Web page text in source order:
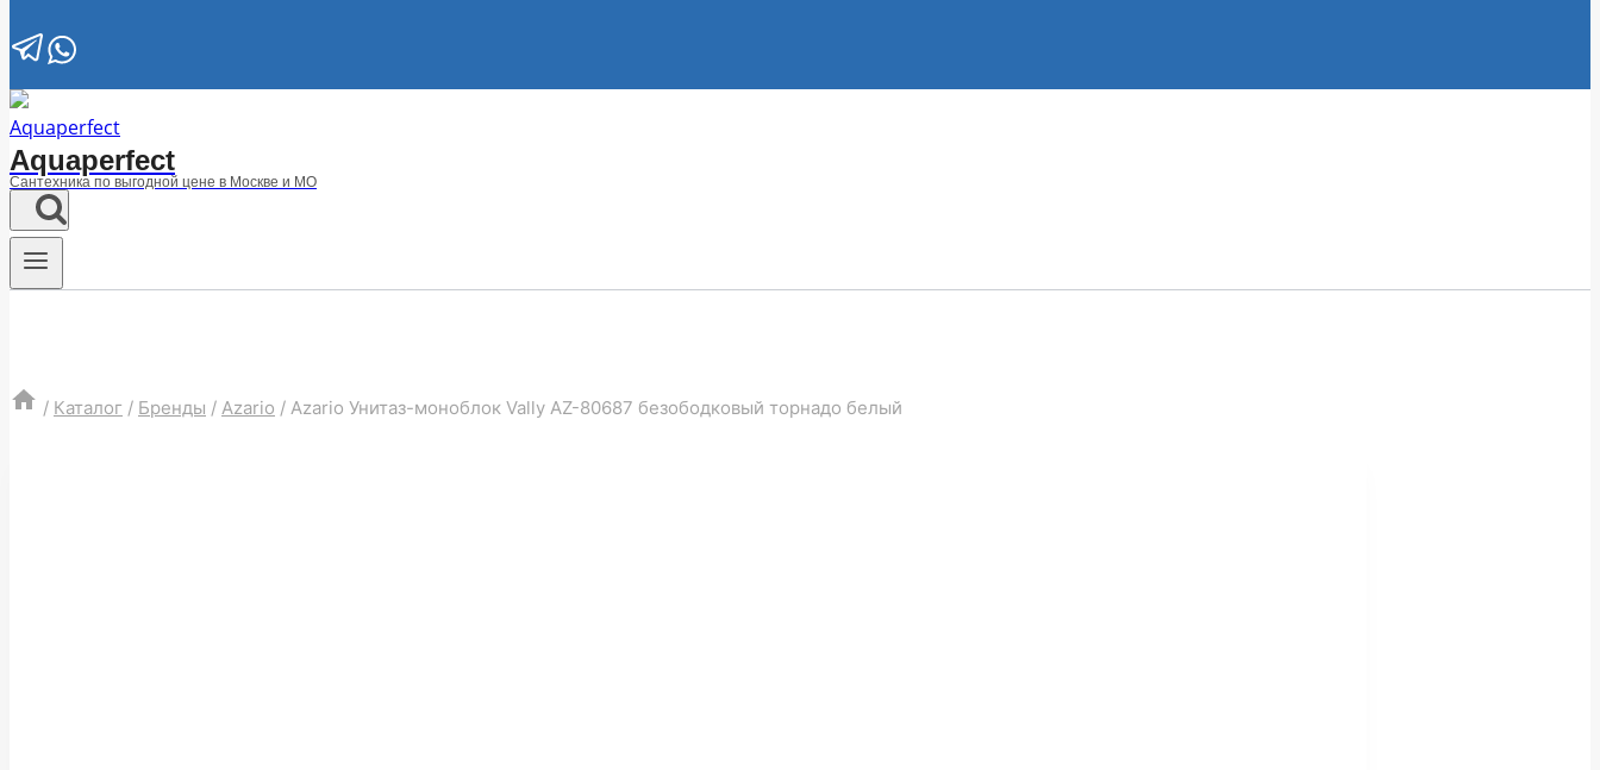
Aquaperfect
Сантехника по выгодной цене в Москве и МО
/ Каталог / Бренды / Azario / Azario Унитаз-моноблок Vally AZ-80687 безободковый торнадо белый